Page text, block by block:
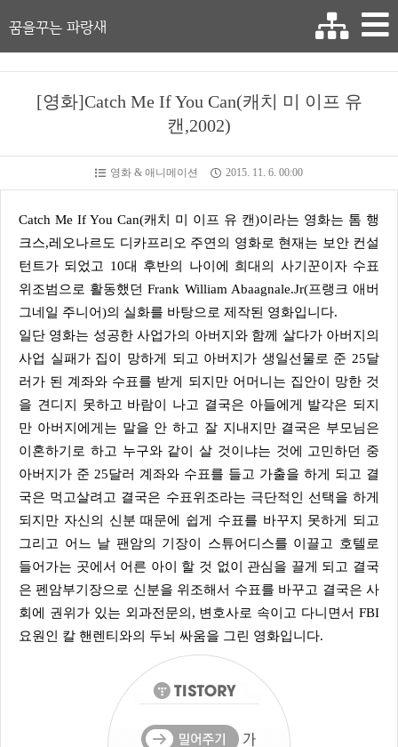
꿈을꾸는 파랑새
[영화]Catch Me If You Can(캐치 미 이프 유
캔,2002)
영화 & 애니메이션 2015. 11. 6. 00:00
Catch Me If You Can(캐치 미 이프 유 캔)이라는 영화는 톰 행
크스,레오나르도 디카프리오 주연의 영화로 현재는 보안 컨설
턴트가 되었고 10대 후반의 나이에 희대의 사기꾼이자 수표
위조범으로 활동했던 Frank William Abaagnale.Jr(프랭크 애버
그네일 주니어)의 실화를 바탕으로 제작된 영화입니다.
일단 영화는 성공한 사업가의 아버지와 함께 살다가 아버지의
사업 실패가 집이 망하게 되고 아버지가 생일선물로 준 25달
러가 된 계좌와 수표를 받게 되지만 어머니는 집안이 망한 것
을 견디지 못하고 바람이 나고 결국은 아들에게 발각은 되지
만 아버지에게는 말을 안 하고 잘 지내지만 결국은 부모님은
이혼하기로 하고 누구와 같이 살 것이냐는 것에 고민하던 중
아버지가 준 25달러 계좌와 수표를 들고 가출을 하게 되고 결
국은 먹고살려고 결국은 수표위조라는 극단적인 선택을 하게
되지만 자신의 신분 때문에 쉽게 수표를 바꾸지 못하게 되고
그리고 어느 날 팬암의 기장이 스튜어디스를 이끌고 호텔로
들어가는 곳에서 어른 아이 할 것 없이 관심을 끌게 되고 결국
은 펜암부기장으로 신분을 위조해서 수표를 바꾸고 결국은 사
회에 권위가 있는 외과전문의, 변호사로 속이고 다니면서 FBI
요원인 칼 핸렌티와의 두뇌 싸움을 그린 영화입니다.